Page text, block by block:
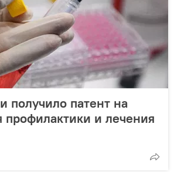
патент на
профилактики и лечения